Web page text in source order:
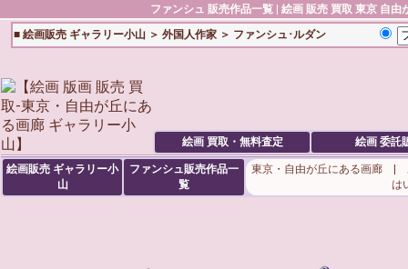
ファンシュ 販売作品一覧 | 絵画 販売 買取 東京 自由
■ 絵画販売 ギャラリー小山 ＞ 外国人作家 ＞ ファンシュ･ルダン
絵画 買取・無料査定 絵画 委託
絵画販売 ギャラリー小
山
ファンシュ販売作品一
覧
東京・自由が丘にある画廊 |
は